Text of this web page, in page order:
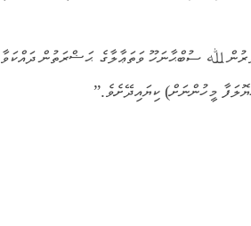
ﷲ ސުބްޙާނަހޫ ވަތަޢާލާގެ ޙަޟްރަތުން ދައްކަވާ
މީހުންނަށް) ކިޔައިދޭށެވެ.”